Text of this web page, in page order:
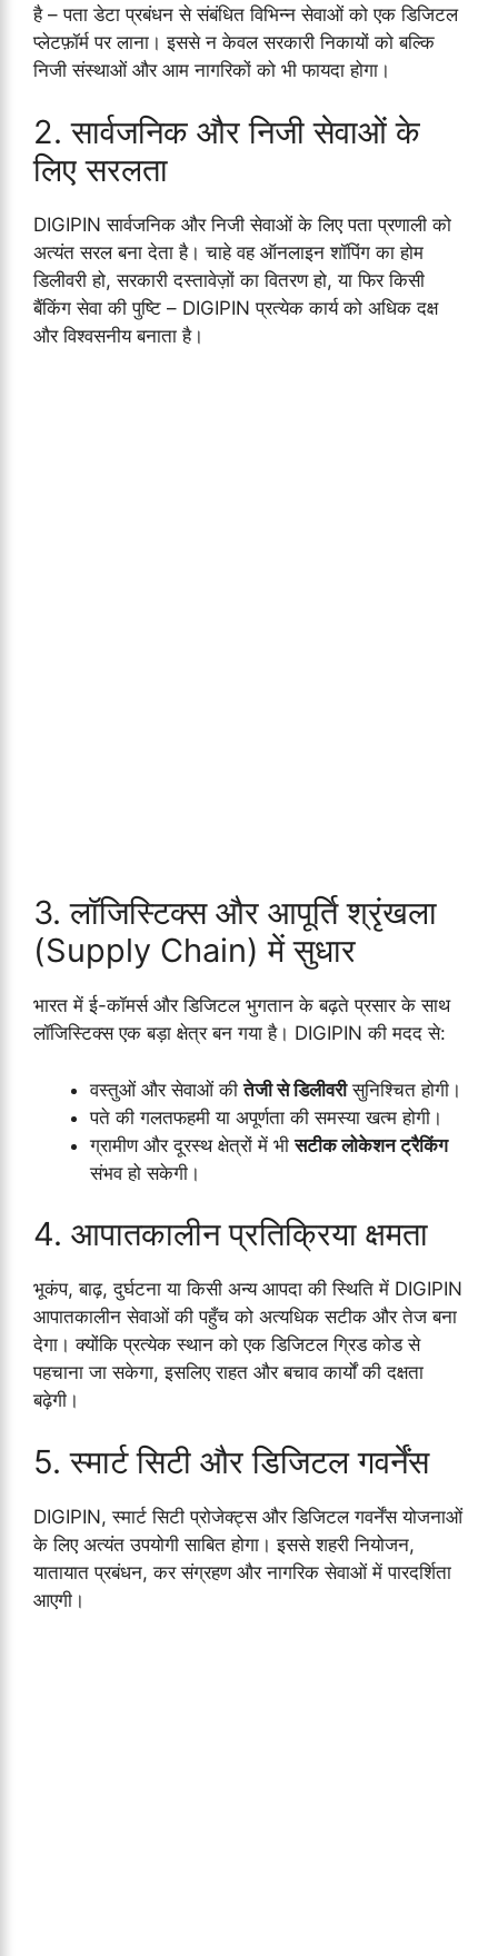
है – पता डेटा प्रबंधन से संबंधित विभिन्न सेवाओं को एक डिजिटल
प्लेटफ़ॉर्म पर लाना। इससे न केवल सरकारी निकायों को बल्कि
निजी संस्थाओं और आम नागरिकों को भी फायदा होगा।
2. सार्वजनिक और निजी सेवाओं के
लिए सरलता
DIGIPIN सार्वजनिक और निजी सेवाओं के लिए पता प्रणाली को
अत्यंत सरल बना देता है। चाहे वह ऑनलाइन शॉपिंग का होम
डिलीवरी हो, सरकारी दस्तावेज़ों का वितरण हो, या फिर किसी
बैंकिंग सेवा की पुष्टि – DIGIPIN प्रत्येक कार्य को अधिक दक्ष
और विश्वसनीय बनाता है।
3. लॉजिस्टिक्स और आपूर्ति श्रृंखला
(Supply Chain) में सुधार
भारत में ई-कॉमर्स और डिजिटल भुगतान के बढ़ते प्रसार के साथ
लॉजिस्टिक्स एक बड़ा क्षेत्र बन गया है। DIGIPIN की मदद से:
वस्तुओं और सेवाओं कीतेजी से डिलीवरीसुनिश्चित होगी।
पते की गलतफहमी या अपूर्णता की समस्या खत्म होगी।
ग्रामीण और दूरस्थ क्षेत्रों में भीसटीक लोकेशन ट्रैकिंग
संभव हो सकेगी।
4. आपातकालीन प्रतिक्रिया क्षमता
भूकंप, बाढ़, दुर्घटना या किसी अन्य आपदा की स्थिति में DIGIPIN
आपातकालीन सेवाओं की पहुँच को अत्यधिक सटीक और तेज बना
देगा। क्योंकि प्रत्येक स्थान को एक डिजिटल ग्रिड कोड से
पहचाना जा सकेगा, इसलिए राहत और बचाव कार्यों की दक्षता
बढ़ेगी।
5. स्मार्ट सिटी और डिजिटल गवर्नेंस
DIGIPIN, स्मार्ट सिटी प्रोजेक्ट्स और डिजिटल गवर्नेंस योजनाओं
के लिए अत्यंत उपयोगी साबित होगा। इससे शहरी नियोजन,
यातायात प्रबंधन, कर संग्रहण और नागरिक सेवाओं में पारदर्शिता
आएगी।